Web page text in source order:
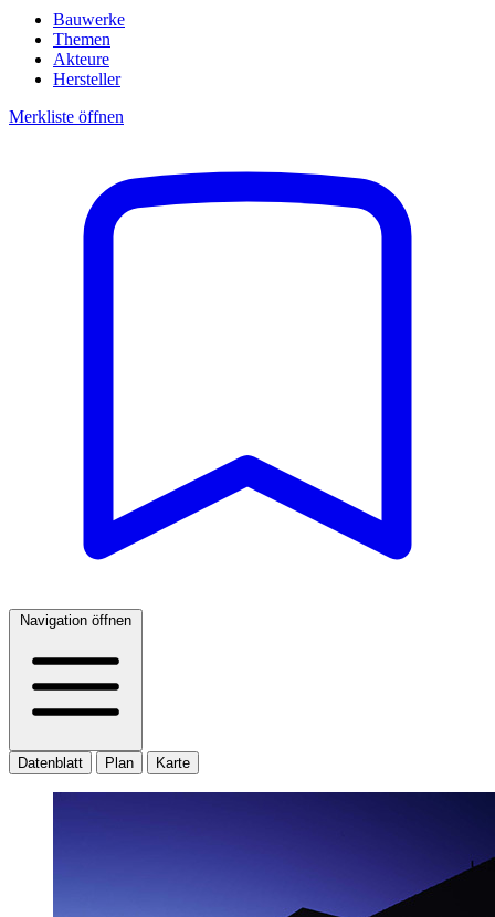
Bauwerke
Themen
Akteure
Hersteller
Merkliste öffnen
Navigation öffnen
Datenblatt Plan Karte